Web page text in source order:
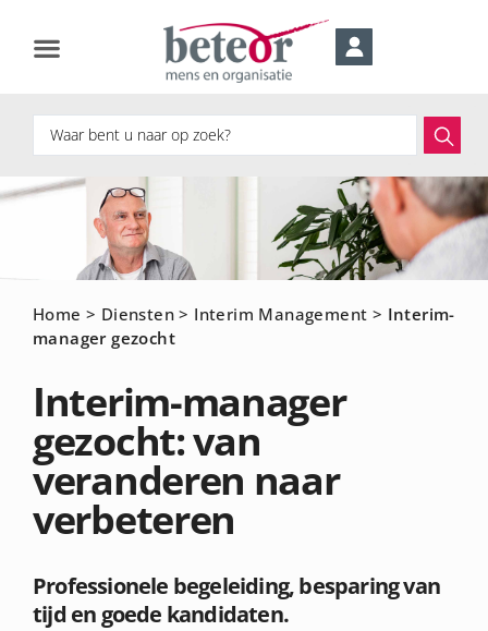
Home > Diensten > Interim Management > Interim-
manager gezocht
Interim-manager
gezocht: van
veranderen naar
verbeteren
Professionele begeleiding, besparing van
tijd en goede kandidaten.